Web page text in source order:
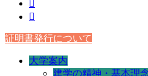
証明書発行について
大学案内
建学の精神・基本理